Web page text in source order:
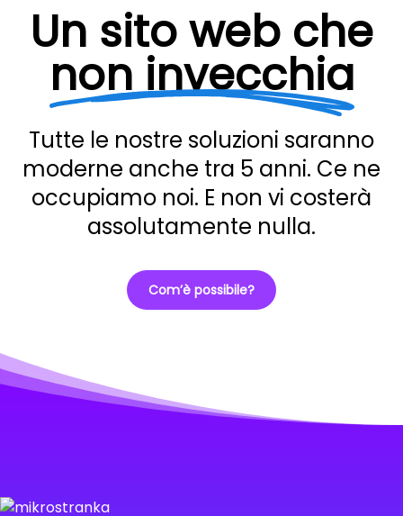
Un sito web che
non invecchia
Tutte le nostre soluzioni saranno
moderne anche tra 5 anni. Ce ne
occupiamo noi. E non vi costerà
assolutamente nulla.
Com’è possibile?